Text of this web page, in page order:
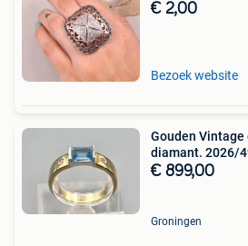
€ 2,00
Bezoek website
Gouden
diamant. 2026/
€ 899,00
Groningen